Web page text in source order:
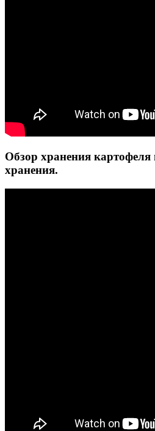
Обзор хранения
хранения.